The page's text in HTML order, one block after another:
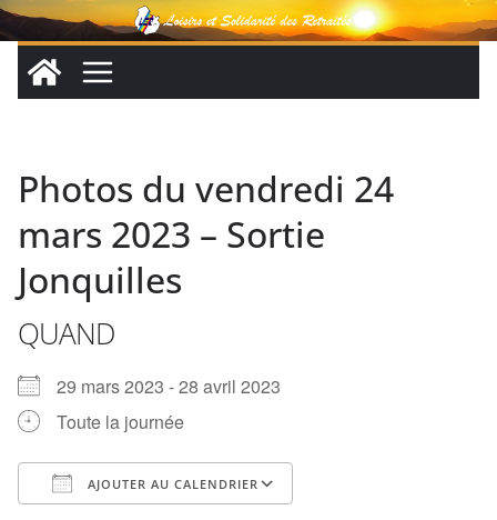
Passer
au
contenu
Photos du vendredi 24
mars 2023 – Sortie
Jonquilles
QUAND
29 mars 2023 - 28 avril 2023
Toute la journée
AJOUTER AU CALENDRIER